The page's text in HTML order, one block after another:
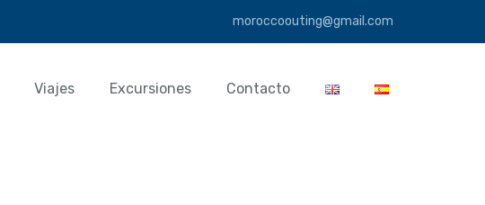
moroccoouting@gmail.com
Viajes Excursiones Contacto